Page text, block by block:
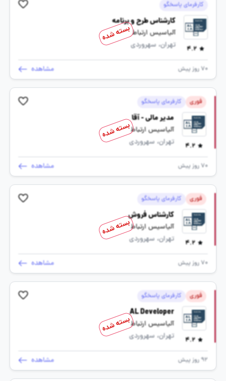
کارفرمای پاسخگو
4.2
کارشناس طرح و برنامه
آلیاسیس ارتباط
تهران، سهروردی
70 روز پیش مشاهده
بسته شده
فوری کارفرمای پاسخگو
4.2
مدیر مالی - آقا
آلیاسیس ارتباط
تهران، سهروردی
70 روز پیش مشاهده
بسته شده
فوری کارفرمای پاسخگو
4.2
کارشناس فروش
آلیاسیس ارتباط
تهران، سهروردی
70 روز پیش مشاهده
بسته شده
فوری کارفرمای پاسخگو
4.2
AL Developer
آلیاسیس ارتباط
تهران، سهروردی
92 روز پیش مشاهده
بسته شده